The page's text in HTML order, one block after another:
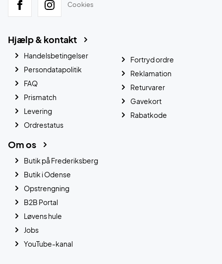
Cookies
Hjælp & kontakt
Handelsbetingelser
Persondatapolitik
FAQ
Prismatch
Levering
Ordrestatus
Fortryd ordre
Reklamation
Returvarer
Gavekort
Rabatkode
Om os
Butik på Frederiksberg
Butik i Odense
Opstrengning
B2B Portal
Løvens hule
Jobs
YouTube-kanal